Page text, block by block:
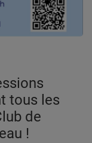
tous les
de
!